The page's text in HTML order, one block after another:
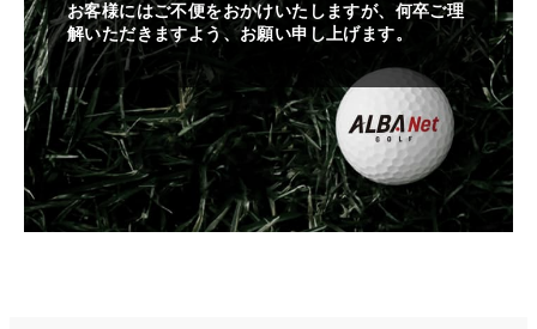
お客様にはご不便をおかけいたしますが、何卒ご理
解いただきますよう、お願い申し上げます。